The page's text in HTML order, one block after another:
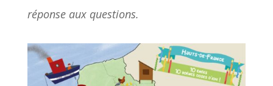
réponse aux questions.